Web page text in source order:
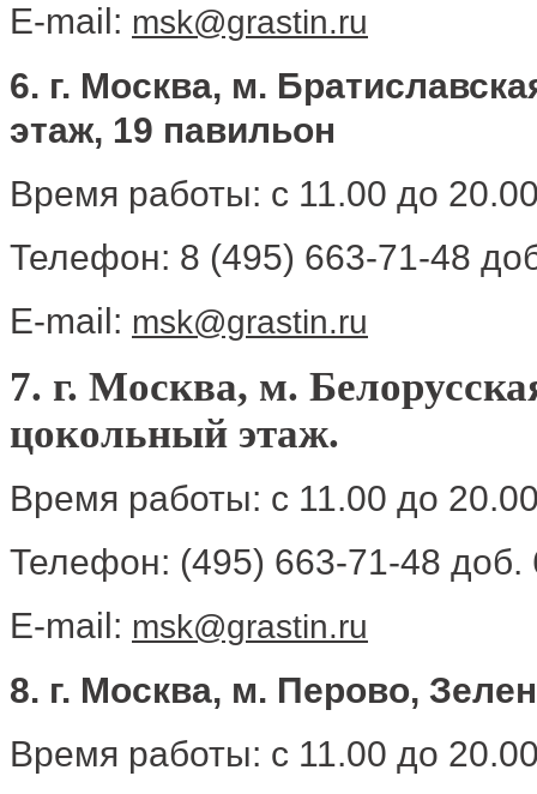
E-mail: msk@grastin.ru
6. г. Москва, м.
этаж, 19 павильон
Время работы: с 11.00 до
Телефон: 8 (495) 663-71-48
E-mail: msk@grastin.ru
7. г. Москва, м.
цокольный этаж.​
Время работы: с 11.00 до
Телефон: (495) 663-71-48 доб.
E-mail: msk@grastin.ru
8. г. Москва, м. Перово,
Время работы: с 11.00 до